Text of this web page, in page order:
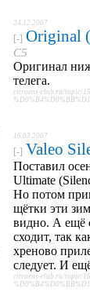
24.12.2007
[-] Original
C5
Оригинал
телега.
citroens-club.ru/topic/
16.03.2007
[-] Valeo
Поставил
Ultimate
Но потом
щётки эти
видно. А ещё
сходит, так
хреново
следует. И
citroens-club.ru/topic/